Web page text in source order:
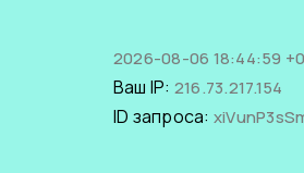
2026-08-06 18:44:59
Ваш IP: 216.73.217.154
ID запроса: